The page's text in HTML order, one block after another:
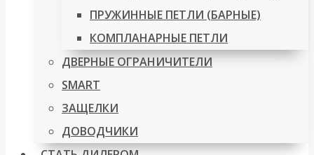
ПРУЖИННЫЕ ПЕТЛИ (БАРНЫЕ)
КОМПЛАНАРНЫЕ ПЕТЛИ
ДВЕРНЫЕ ОГРАНИЧИТЕЛИ
SMART
ЗАЩЕЛКИ
ДОВОДЧИКИ